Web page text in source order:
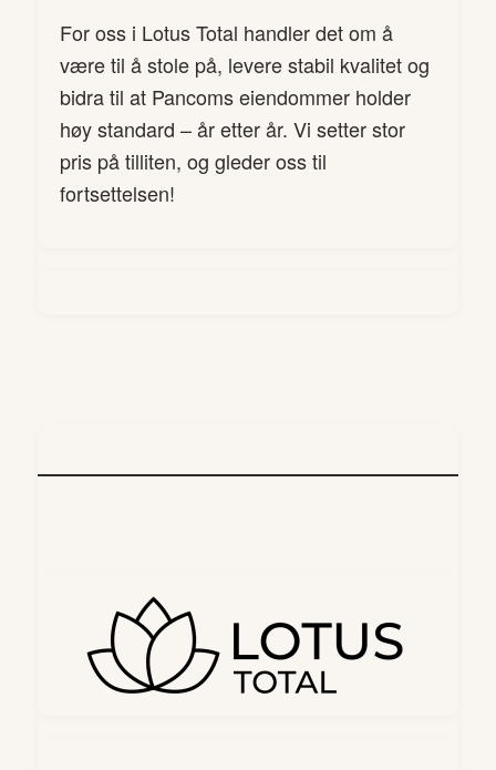
For oss i Lotus Total handler det om å
være til å stole på, levere stabil kvalitet og
bidra til at Pancoms eiendommer holder
høy standard – år etter år. Vi setter stor
pris på tilliten, og gleder oss til
fortsettelsen!